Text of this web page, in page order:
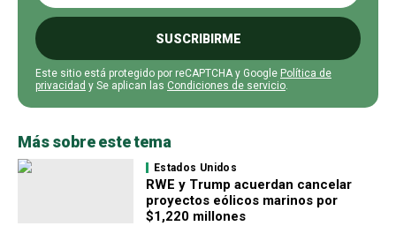
SUSCRIBIRME
Este sitio está protegido por reCAPTCHA y Google Política de
privacidad y Se aplican las Condiciones de servicio.
Más sobre este tema
Estados Unidos
RWE y Trump acuerdan cancelar
proyectos eólicos marinos por
$1,220 millones